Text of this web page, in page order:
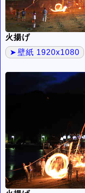
火揚げ
壁紙 1920x1080